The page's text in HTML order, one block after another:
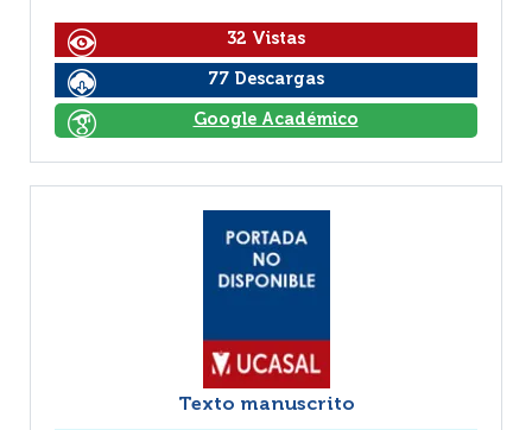
32 Vistas
77 Descargas
Google Académico
Texto manuscrito